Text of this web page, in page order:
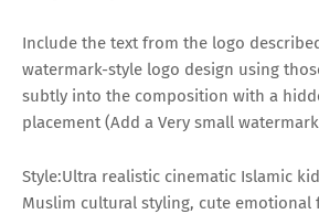
Include the text from the logo
watermark-style logo design using
subtly into the composition with a
placement (Add a Very small
Style:Ultra realistic cinematic Islamic
Muslim cultural styling, cute emotional